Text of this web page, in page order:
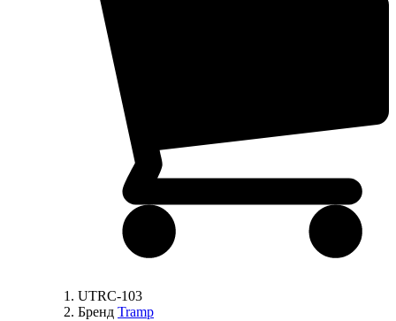
UTRC-103
Бренд Tramp